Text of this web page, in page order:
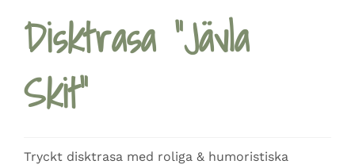
Disktrasa ”Jävla
Skit”
Tryckt disktrasa med roliga & humoristiska